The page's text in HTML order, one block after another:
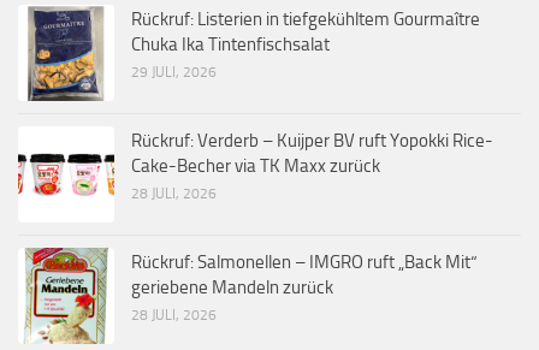
Rückruf: Listerien in tiefgekühltem Gourmaître
Chuka Ika Tintenfischsalat
29 JULI, 2026
Rückruf: Verderb – Kuijper BV ruft Yopokki Rice-
Cake-Becher via TK Maxx zurück
28 JULI, 2026
Rückruf: Salmonellen – IMGRO ruft „Back Mit“
geriebene Mandeln zurück
28 JULI, 2026